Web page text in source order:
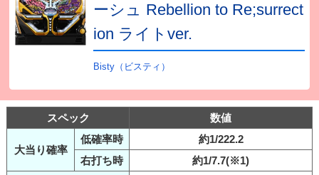
ーシュ Rebellion to Re;surrect
ion ライトver.
Bisty（ビスティ）
スペック 数値
大当り確率
低確率時
約1/222.2
右打ち時
約1/7.7(※1)